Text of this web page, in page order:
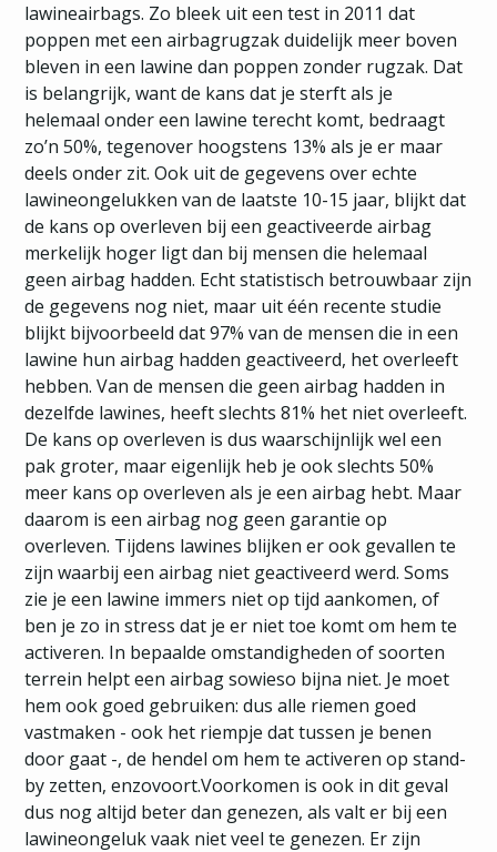
lawineairbags. Zo bleek uit een test in 2011 dat
poppen met een airbagrugzak duidelijk meer boven
bleven in een lawine dan poppen zonder rugzak. Dat
is belangrijk, want de kans dat je sterft als je
helemaal onder een lawine terecht komt, bedraagt
zo’n 50%, tegenover hoogstens 13% als je er maar
deels onder zit. Ook uit de gegevens over echte
lawineongelukken van de laatste 10-15 jaar, blijkt dat
de kans op overleven bij een geactiveerde airbag
merkelijk hoger ligt dan bij mensen die helemaal
geen airbag hadden. Echt statistisch betrouwbaar zijn
de gegevens nog niet, maar uit één recente studie
blijkt bijvoorbeeld dat 97% van de mensen die in een
lawine hun airbag hadden geactiveerd, het overleeft
hebben. Van de mensen die geen airbag hadden in
dezelfde lawines, heeft slechts 81% het niet overleeft.
De kans op overleven is dus waarschijnlijk wel een
pak groter, maar eigenlijk heb je ook slechts 50%
meer kans op overleven als je een airbag hebt. Maar
daarom is een airbag nog geen garantie op
overleven. Tijdens lawines blijken er ook gevallen te
zijn waarbij een airbag niet geactiveerd werd. Soms
zie je een lawine immers niet op tijd aankomen, of
ben je zo in stress dat je er niet toe komt om hem te
activeren. In bepaalde omstandigheden of soorten
terrein helpt een airbag sowieso bijna niet. Je moet
hem ook goed gebruiken: dus alle riemen goed
vastmaken - ook het riempje dat tussen je benen
door gaat -, de hendel om hem te activeren op stand-
by zetten, enzovoort.Voorkomen is ook in dit geval
dus nog altijd beter dan genezen, als valt er bij een
lawineongeluk vaak niet veel te genezen. Er zijn